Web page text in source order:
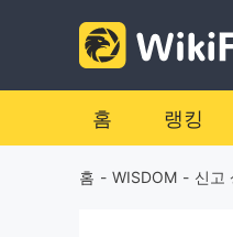
홈 랭킹
홈 - WISDOM - 신고